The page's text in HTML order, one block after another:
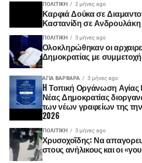
ΠΟΛΙΤΙΚΉ 2 μήνες ago
Καρφιά Δούκα σε
Καστανίδη σε Ανδρουλάκη
ΠΟΛΙΤΙΚΉ 3 μήνες ago
Ολοκληρώθηκαν οι
Δημοκρατίας με
ΑΓΙΑ ΒΑΡΒΑΡΑ 3 μήνες ago
H Τοπική Οργάνωση
Νέας Δημοκρατίας
των νέων γραφείων της
2026
ΠΟΛΙΤΙΚΉ 3 μήνες ago
Χρυσοχοΐδης: Να
στους ανήλικους και οι